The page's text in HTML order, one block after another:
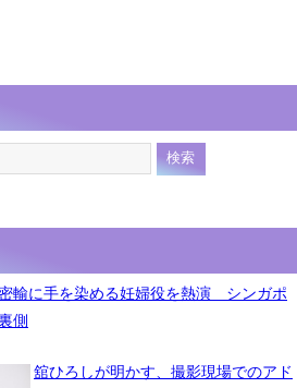
輸に手を染める妊婦役を熱演 シンガポ
側
舘ひろしが明かす、撮影現場でのアド